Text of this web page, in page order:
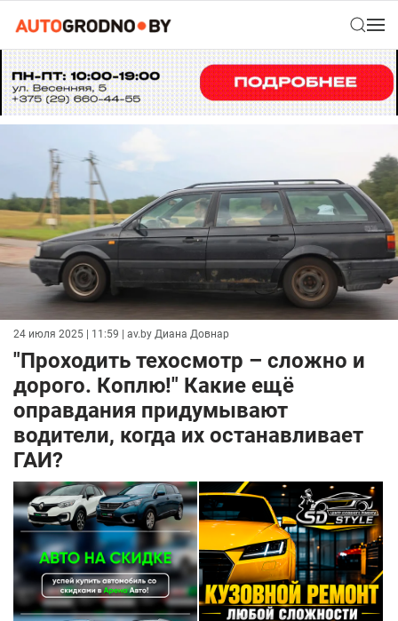
24 июля 2025 | 11:59 | av.by Диана Довнар
"Проходить техосмотр – сложно и
дорого. Коплю!" Какие ещё
оправдания придумывают
водители, когда их останавливает
ГАИ?